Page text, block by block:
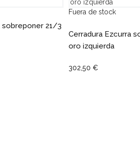
sobreponer 21/3
Fuera de stock
Cerradura Ezcurra
oro izquierda
302,50 €